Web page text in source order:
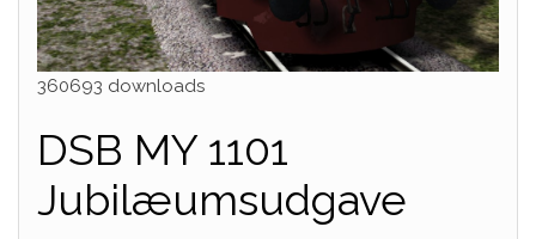
360693 downloads
DSB MY 1101
Jubilæumsudgave